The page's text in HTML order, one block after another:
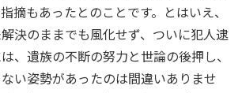
摘もあったとのことです。とはいえ、
決のままでも風化せず、ついに犯人逮
、遺族の不断の努力と世論の後押し、
い姿勢があったのは間違いありませ